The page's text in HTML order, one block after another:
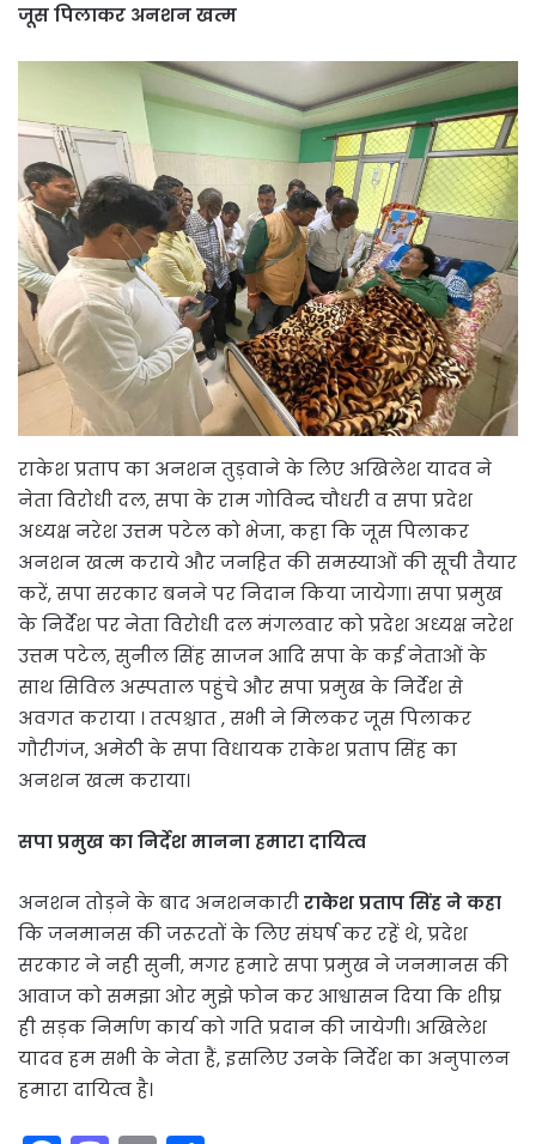
जूस पिलाकर अनशन खत्म
राकेश प्रताप का अनशन तुड़वाने के लिए अखिलेश यादव ने
नेता विरोधी दल, सपा के राम गोविन्द चौधरी व सपा प्रदेश
अध्यक्ष नरेश उत्तम पटेल को भेजा, कहा कि जूस पिलाकर
अनशन खत्म कराये और जनहित की समस्याओं की सूची तैयार
करें, सपा सरकार बनने पर निदान किया जायेगा। सपा प्रमुख
के निर्देश पर नेता विरोधी दल मंगलवार को प्रदेश अध्यक्ष नरेश
उत्तम पटेल, सुनील सिंह साजन आदि सपा के कई नेताओं के
साथ सिविल अस्पताल पहुंचे और सपा प्रमुख के निर्देश से
अवगत कराया । तत्पश्चात , सभी ने मिलकर जूस पिलाकर
गौरीगंज, अमेठी के सपा विधायक राकेश प्रताप सिंह का
अनशन खत्म कराया।
सपा प्रमुख का निर्देश मानना हमारा दायित्व
अनशन तोड़ने के बाद अनशनकारीराकेश प्रताप सिंह ने कहा
कि जनमानस की जरूरतों के लिए संघर्ष कर रहें थे, प्रदेश
सरकार ने नही सुनी, मगर हमारे सपा प्रमुख ने जनमानस की
आवाज को समझा ओर मुझे फोन कर आश्वासन दिया कि शीघ्र
ही सड़क निर्माण कार्य को गति प्रदान की जायेगी। अखिलेश
यादव हम सभी के नेता हैं, इसलिए उनके निर्देश का अनुपालन
हमारा दायित्व है।